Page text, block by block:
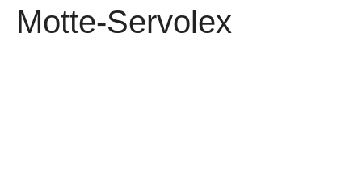
Motte-Servolex